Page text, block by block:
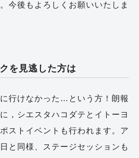
今後もよろしくお願いいたしま
を見逃した方は
行けなかった…という方！朗報
，シエスタハコダテとイトーヨ
ストイベントも行われます。ア
と同様、ステージセッションも